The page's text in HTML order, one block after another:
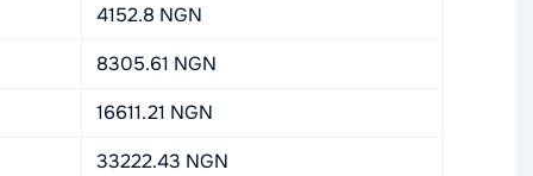
4152.8 NGN
8305.61 NGN
16611.21 NGN
33222.43 NGN